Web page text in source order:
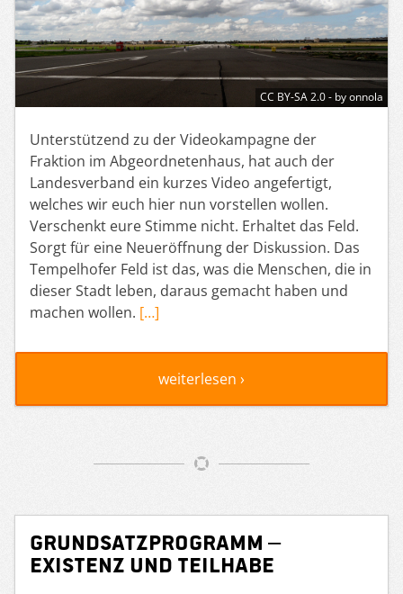
CC BY-SA 2.0 - by onnola
Unterstützend zu der Videokampagne der
Fraktion im Abgeordnetenhaus, hat auch der
Landesverband ein kurzes Video angefertigt,
welches wir euch hier nun vorstellen wollen.
Verschenkt eure Stimme nicht. Erhaltet das Feld.
Sorgt für eine Neueröffnung der Diskussion. Das
Tempelhofer Feld ist das, was die Menschen, die in
dieser Stadt leben, daraus gemacht haben und
machen wollen. […]
weiterlesen ›
Grundsatzprogramm –
Existenz und Teilhabe